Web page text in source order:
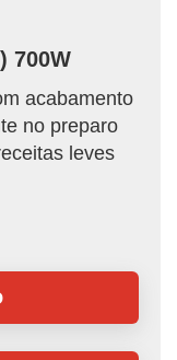
700W
acabamento
no preparo
leves